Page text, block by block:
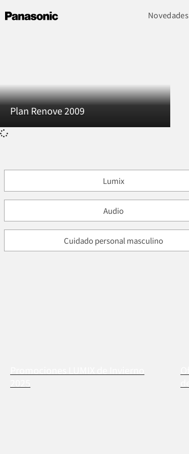
Novedades
Plan Renove 2009
Lumix
Audio
Cuidado personal masculino